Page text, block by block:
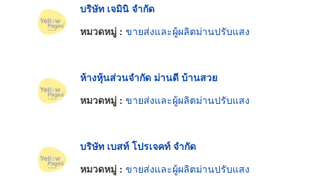
บริษัท เจมินิ จำกัด
หมวดหมู่ : ขายส่งและผู้ผลิตม่านปรับแสง
ห้างหุ้นส่วนจำกัด ม่านดี บ้านสวย
หมวดหมู่ : ขายส่งและผู้ผลิตม่านปรับแสง
บริษัท เบสท์ โปรเจคท์ จำกัด
หมวดหมู่ : ขายส่งและผู้ผลิตม่านปรับแสง